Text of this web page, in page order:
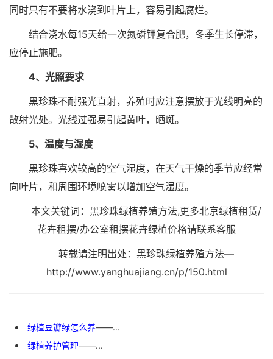
同时只有不要将水浇到叶片上，容易引起腐烂。
结合浇水每15天给一次氮磷钾复合肥，冬季生长停滞，
应停止施肥。
4、光照要求
黑珍珠不耐强光直射，养殖时应注意摆放于光线明亮的
散射光处。光线过强易引起黄叶，晒斑。
5、温度与湿度
黑珍珠喜欢较高的空气湿度，在天气干燥的季节应经常
向叶片，和周围环境喷雾以增加空气湿度。
本文关键词：黑珍珠绿植养殖方法,更多北京绿植租赁/
花卉租摆/办公室租摆花卉绿植价格请联系客服
转载请注明出处：黑珍珠绿植养殖方法—
http://www.yanghuajiang.cn/p/150.html
绿植豆瓣绿怎么养——...
绿植养护管理——...